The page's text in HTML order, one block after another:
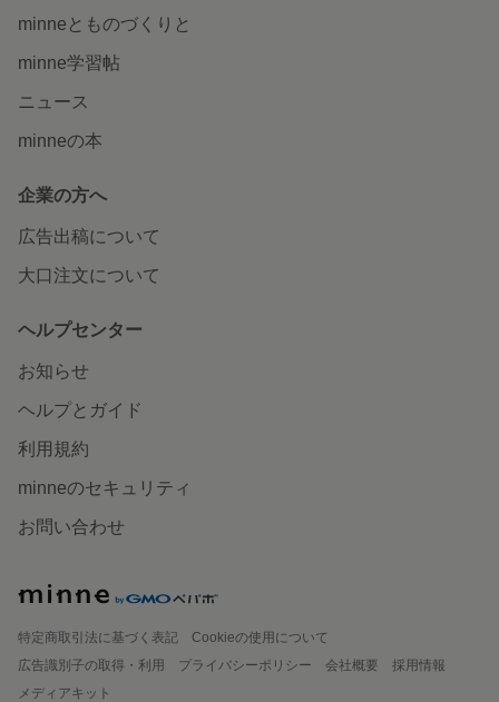
minneとものづくりと
minne学習帖
ニュース
minneの本
企業の方へ
広告出稿について
大口注文について
ヘルプセンター
お知らせ
ヘルプとガイド
利用規約
minneのセキュリティ
お問い合わせ
特定商取引法に基づく表記
Cookieの使用について
広告識別子の取得・利用
プライバシーポリシー 会社概要
採用情報
メディアキット